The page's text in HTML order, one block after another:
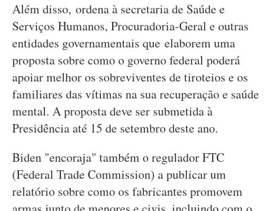
Além disso, ordena à secretaria de Saúde e
Serviços Humanos, Procuradoria-Geral e outras
entidades governamentais que elaborem uma
proposta sobre como o governo federal poderá
apoiar melhor os sobreviventes de tiroteios e os
familiares das vítimas na sua recuperação e saúde
mental. A proposta deve ser submetida à
Presidência até 15 de setembro deste ano.
Biden "encoraja" também o regulador FTC
(Federal Trade Commission) a publicar um
relatório sobre como os fabricantes promovem